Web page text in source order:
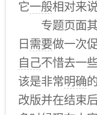
它一般相对来
专题页面其
日 需要做一次
自己不惜去一
该是非常明确
改版并在结束